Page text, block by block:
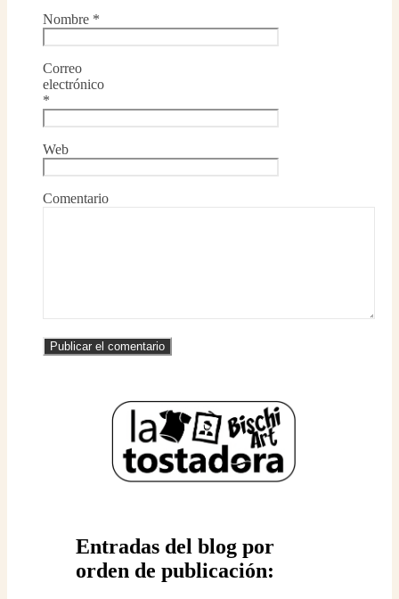
Nombre *
Correo
electrónico
*
Web
Comentario
Entradas del blog por
orden de publicación: